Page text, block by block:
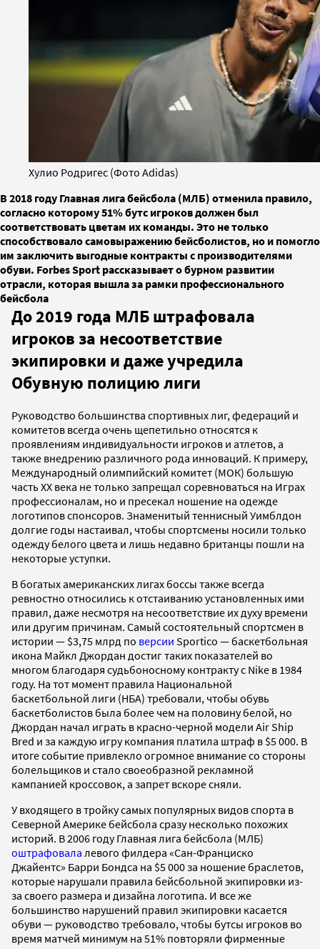
Хулио Родригес (Фото Adidas)
В 2018 году Главная лига бейсбола (МЛБ) отменила правило,
согласно которому 51% бутс игроков должен был
соответствовать цветам их команды. Это не только
способствовало самовыражению бейсболистов, но и помогло
им заключить выгодные контракты с производителями
обуви. Forbes Sport рассказывает о бурном развитии
отрасли, которая вышла за рамки профессионального
бейсбола
До 2019 года МЛБ штрафовала
игроков за несоответствие
экипировки и даже учредила
Обувную полицию лиги
Руководство большинства спортивных лиг, федераций и
комитетов всегда очень щепетильно относятся к
проявлениям индивидуальности игроков и атлетов, а
также внедрению различного рода инноваций. К примеру,
Международный олимпийский комитет (МОК) большую
часть ХХ века не только запрещал соревноваться на Играх
профессионалам, но и пресекал ношение на одежде
логотипов спонсоров. Знаменитый теннисный Уимблдон
долгие годы настаивал, чтобы спортсмены носили только
одежду белого цвета и лишь недавно британцы пошли на
некоторые уступки.
В богатых американских лигах боссы также всегда
ревностно относились к отстаиванию установленных ими
правил, даже несмотря на несоответствие их духу времени
или другим причинам. Самый состоятельный спортсмен в
истории — $3,75 млрд по версии Sportico — баскетбольная
икона Майкл Джордан достиг таких показателей во
многом благодаря судьбоносному контракту с Nike в 1984
году. На тот момент правила Национальной
баскетбольной лиги (НБА) требовали, чтобы обувь
баскетболистов была более чем на половину белой, но
Джордан начал играть в красно-черной модели Air Ship
Bred и за каждую игру компания платила штраф в $5 000. В
итоге событие привлекло огромное внимание со стороны
болельщиков и стало своеобразной рекламной
кампанией кроссовок, а запрет вскоре сняли.
У входящего в тройку самых популярных видов спорта в
Северной Америке бейсбола сразу несколько похожих
историй. В 2006 году Главная лига бейсбола (МЛБ)
оштрафовала левого филдера «Сан-Франциско
Джайентс» Барри Бондса на $5 000 за ношение браслетов,
которые нарушали правила бейсбольной экипировки из-
за своего размера и дизайна логотипа. И все же
большинство нарушений правил экипировки касается
обуви — руководство требовало, чтобы бутсы игроков во
время матчей минимум на 51% повторяли фирменные